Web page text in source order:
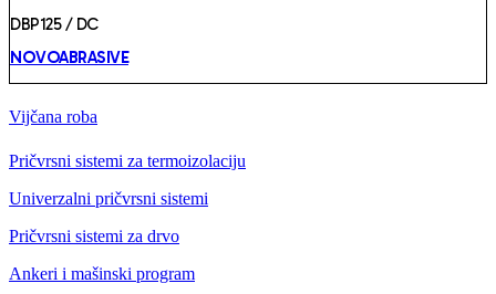
DBP125 / DC
NOVOABRASIVE
Vijčana roba
Pričvrsni sistemi za termoizolaciju
Univerzalni pričvrsni sistemi
Pričvrsni sistemi za drvo
Ankeri i mašinski program